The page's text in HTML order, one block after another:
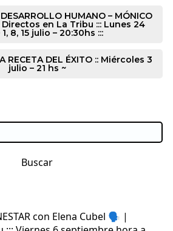
HUMANO – MÓNICO
Directos en La Tribu ::: Lunes 24
8, 15 julio – 20:30hs :::
RECETA DEL ÉXITO :: Miércoles 3
julio – 21 hs ~
Buscar
con Elena Cubel 🗣️ |